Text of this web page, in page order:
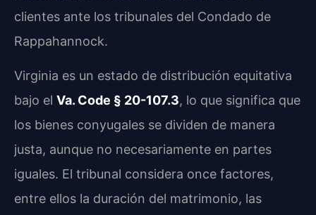
clientes ante los tribunales del Condado de
Rappahannock.
Virginia es un estado de distribución equitativa
bajo el Va. Code § 20-107.3, lo que significa que
los bienes conyugales se dividen de manera
justa, aunque no necesariamente en partes
iguales. El tribunal considera once factores,
entre ellos la duración del matrimonio, las